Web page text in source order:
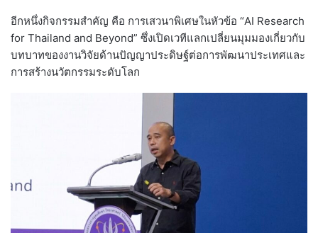
อีกหนึ่งกิจกรรมสำคัญ คือ การเสวนาพิเศษในหัวข้อ “AI Research
for Thailand and Beyond” ซึ่งเปิดเวทีแลกเปลี่ยนมุมมองเกี่ยวกับ
บทบาทของงานวิจัยด้านปัญญาประดิษฐ์ต่อการพัฒนาประเทศและ
การสร้างนวัตกรรมระดับโลก